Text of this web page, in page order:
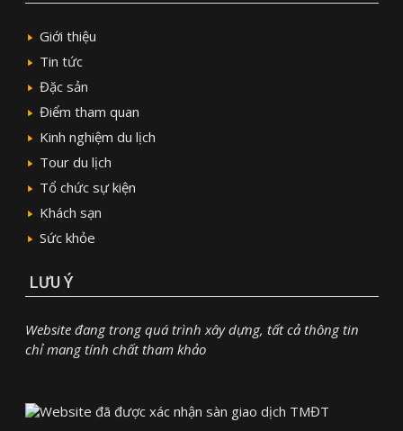
Giới thiệu
Tin tức
Đặc sản
Điểm tham quan
Kinh nghiệm du lịch
Tour du lịch
Tổ chức sự kiện
Khách sạn
Sức khỏe
LƯU Ý
Website đang trong quá trình xây dựng, tất cả thông tin
chỉ mang tính chất tham khảo